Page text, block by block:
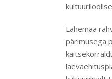
Lahemaa
pärimusega